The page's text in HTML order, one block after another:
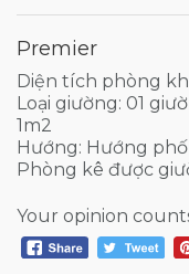
Premier
Diện tích phòng
Loại giường: 01
1m2
Hướng: Hướng
Phòng kê được
Your opinion